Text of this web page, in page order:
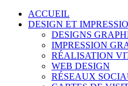
ACCUEIL
DESIGN ET
DESIGNS
IMPRESSION
RÉALISATION
WEB DESIGN
RÉSEAUX